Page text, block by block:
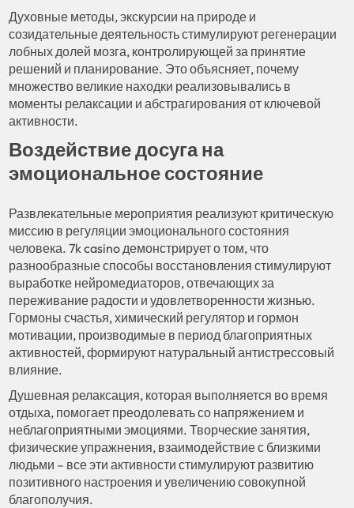
Духовные методы, экскурсии на природе и
созидательные деятельность стимулируют регенерации
лобных долей мозга, контролирующей за принятие
решений и планирование. Это объясняет, почему
множество великие находки реализовывались в
моменты релаксации и абстрагирования от ключевой
активности.
Воздействие досуга на
эмоциональное состояние
Развлекательные мероприятия реализуют критическую
миссию в регуляции эмоционального состояния
человека. 7k casino демонстрирует о том, что
разнообразные способы восстановления стимулируют
выработке нейромедиаторов, отвечающих за
переживание радости и удовлетворенности жизнью.
Гормоны счастья, химический регулятор и гормон
мотивации, производимые в период благоприятных
активностей, формируют натуральный антистрессовый
влияние.
Душевная релаксация, которая выполняется во время
отдыха, помогает преодолевать со напряжением и
неблагоприятными эмоциями. Творческие занятия,
физические упражнения, взаимодействие с близкими
людьми – все эти активности стимулируют развитию
позитивного настроения и увеличению совокупной
благополучия.